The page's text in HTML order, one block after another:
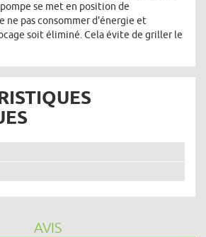
se met en position de
ne pas consommer d'énergie et
soit éliminé. Cela évite de griller le
AVIS